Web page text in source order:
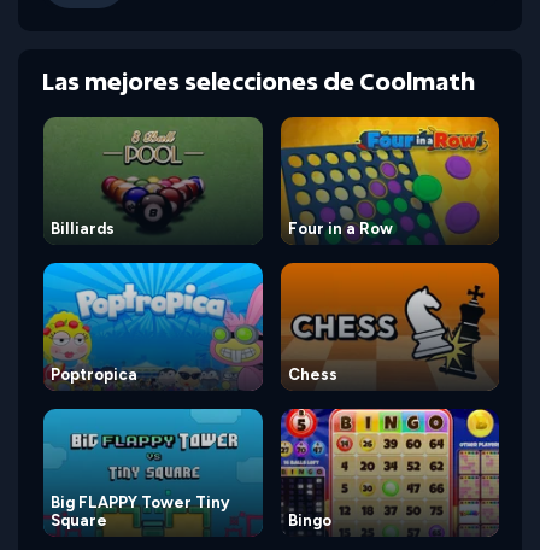
Las mejores selecciones de Coolmath
Billiards Four in a Row
Poptropica Chess
Big FLAPPY Tower Tiny
Square
Bingo